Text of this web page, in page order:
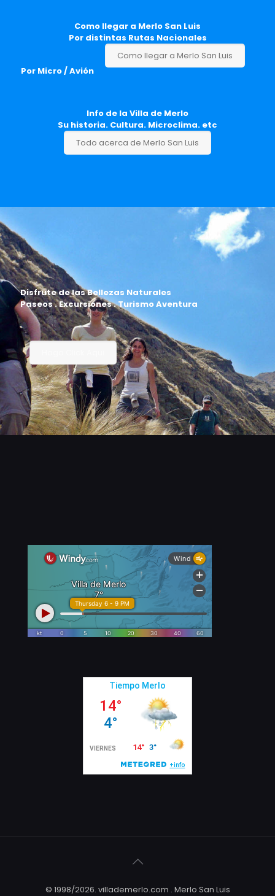
Como llegar a Merlo San Luis
Por distintas Rutas Nacionales
Por Micro / Avión
Como llegar a Merlo San Luis
Info de la Villa de Merlo
Su historia. Cultura. Microclima. etc
Todo acerca de Merlo San Luis
Disfrute de las Bellezas Naturales
Paseos . Excursiones . Turismo Aventura
© 1998/2026. villademerlo.com . Merlo San Luis